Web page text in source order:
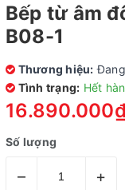
Bếp từ âm
B08-1
Thương hiệu:
Tình trạng: Hết
Số lượng
– +